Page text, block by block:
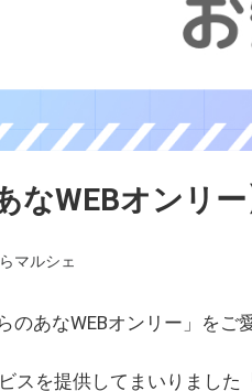
なWEBオンリ
マルシェ
のあなWEBオンリー」をご
スを提供してまいりました